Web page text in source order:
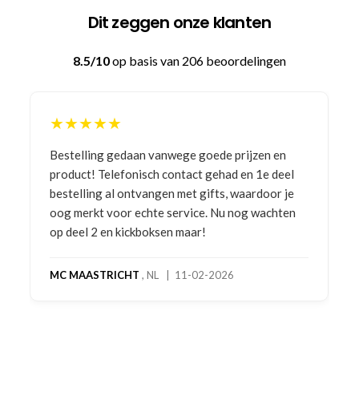
Dit zeggen onze klanten
8.5/10op basis van 206 beoordelingen
★★★★★
Bestelling gedaan vanwege goede prijzen en
product! Telefonisch contact gehad en 1e deel
bestelling al ontvangen met gifts, waardoor je
oog merkt voor echte service. Nu nog wachten
op deel 2 en kickboksen maar!
MC MAASTRICHT , NL | 11-02-2026